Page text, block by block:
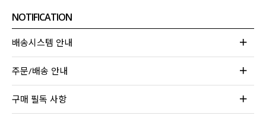
NOTIFICATION
배송시스템 안내
주문/배송 안내
구매 필독 사항